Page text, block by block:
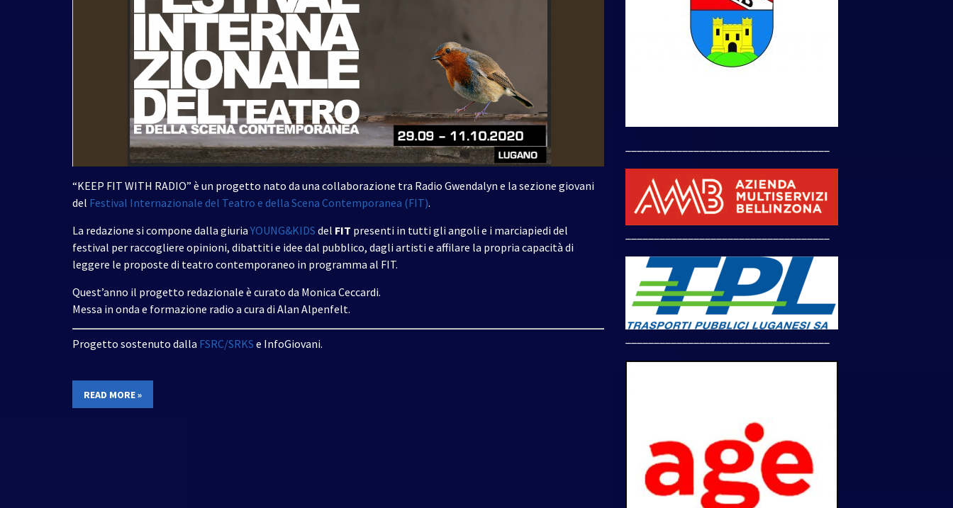
“KEEP FIT WITH RADIO” è un progetto nato da una collaborazione tra Radio Gwendalyn e la sezione giovani
del Festival Internazionale del Teatro e della Scena Contemporanea (FIT).
La redazione si compone dalla giuriaYOUNG&KIDS del FIT presenti in tutti gli angoli e i marciapiedi del
festival per raccogliere opinioni, dibattiti e idee dal pubblico, dagli artisti e affilare la propria capacità di
leggere le proposte di teatro contemporaneo in programma al FIT.
Quest’anno il progetto redazionale è curato da Monica Ceccardi.
Messa in onda e formazione radio a cura di Alan Alpenfelt.
Progetto sostenuto dalla FSRC/SRKS e InfoGiovani.
READ MORE »